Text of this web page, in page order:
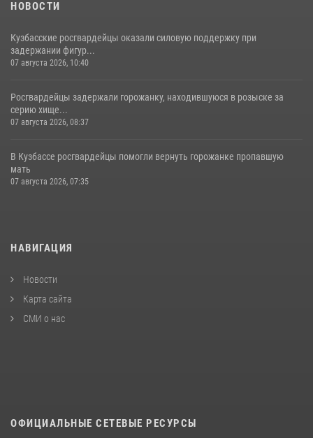
НОВОСТИ
Кузбасские росгвардейцы оказали силовую поддержку при
задержании фигур...
07 августа 2026, 10:40
Росгвардейцы задержали горожанку, находившуюся в розыске за
серию хище...
07 августа 2026, 08:37
В Кузбассе росгвардейцы помогли вернуть горожанке пропавшую
мать
07 августа 2026, 07:35
НАВИГАЦИЯ
Новости
Карта сайта
СМИ о нас
ОФИЦИАЛЬНЫЕ СЕТЕВЫЕ РЕСУРСЫ